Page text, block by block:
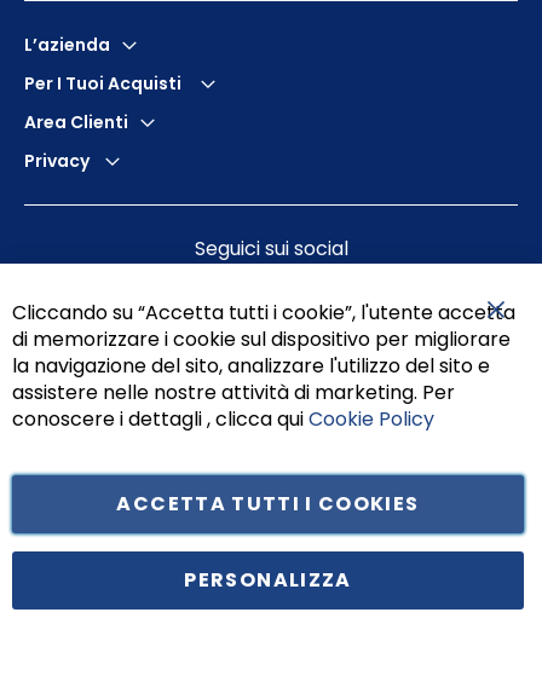
L’azienda
Per I Tuoi Acquisti
Area Clienti
Privacy
Seguici sui social
Principe di Piemonte 199, cap. 80026 Casoria (NA) - C.F. 05834470634 -
Cliccando su “Accetta tutti i cookie”, l'utente accetta
di memorizzare i cookie sul dispositivo per migliorare
la navigazione del sito, analizzare l'utilizzo del sito e
assistere nelle nostre attività di marketing. Per
conoscere i dettagli , clicca quiCookie Policy
ACCETTA TUTTI I COOKIES
PERSONALIZZA